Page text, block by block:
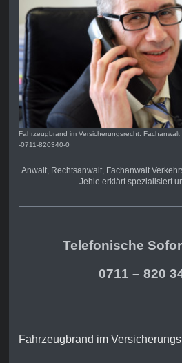
Fahrzeugbrand im Versicherungsrecht:
-0711-820340-0
Anwalt, Rechtsanwalt, Fachanwalt
Jehle erklärt spezialisiert
Telefonische
0711 – 820
Fahrzeugbrand im